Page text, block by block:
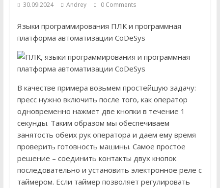
30.09.2024 Andrey 0 Comments
Языки программирования ПЛК и программная
платформа автоматизации CoDeSys
В качестве примера возьмем простейшую задачу:
пресс нужно включить после того, как оператор
одновременно нажмет две кнопки в течение 1
секунды. Таким образом мы обеспечиваем
занятость обеих рук оператора и даем ему время
проверить готовность машины. Самое простое
решение – соединить контакты двух кнопок
последовательно и установить электронное реле с
таймером. Если таймер позволяет регулировать